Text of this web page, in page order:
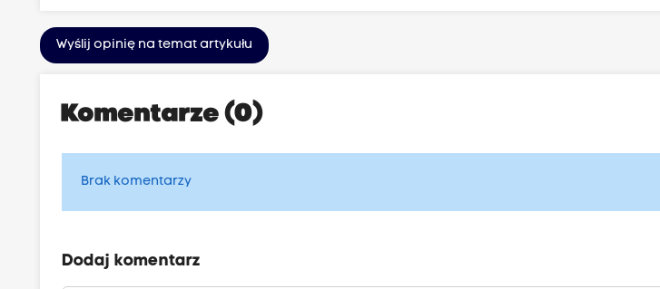
Wyślij opinię na temat artykułu
Komentarze (0)
Brak komentarzy
Dodaj komentarz